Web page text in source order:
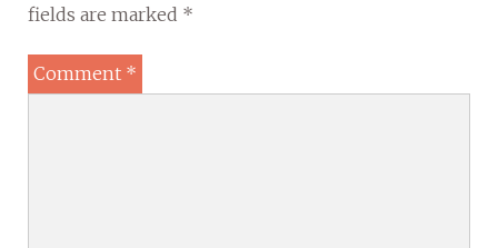
fields are marked *
Comment *